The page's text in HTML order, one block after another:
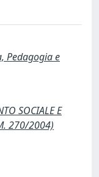
Pedagogia e
SOCIALE E
270/2004)